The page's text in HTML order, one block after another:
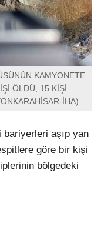
KAMYONETE
ÖLDÜ, 15 KİŞİ
İHA)
bariyerleri aşıp yan
göre bir kişi
bölgedeki